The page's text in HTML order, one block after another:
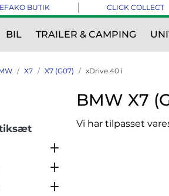
BUTIK CLICK COLLECT
BIL TRAILER & CAMPING
X7 X7 (G07) xDrive 40 i
BMW X7
Vi har tilpasset